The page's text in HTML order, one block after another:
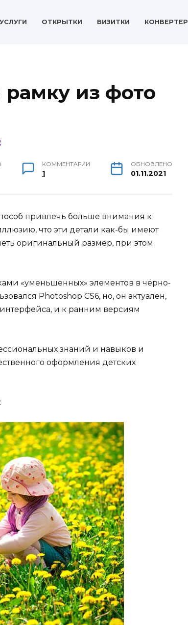
УСЛУГИ ОТКРЫТКИ ВИЗИТКИ КОНВЕРТЕР
из фото
КОММЕНТАРИИ
1
ОБНОВЛЕНО
01.11.2021
привлечь больше внимания к
что эти детали как-бы имеют
оригинальный размер, при этом
«уменьшенных» элементов в чёрно-
Photoshop CS6, но, он актуален,
и к ранним версиям
знаний и навыков и
оформления детских